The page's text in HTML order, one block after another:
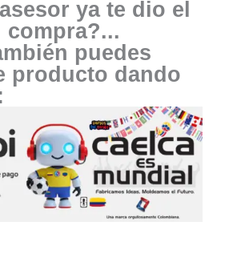
ya te dio el
puedes
producto dando